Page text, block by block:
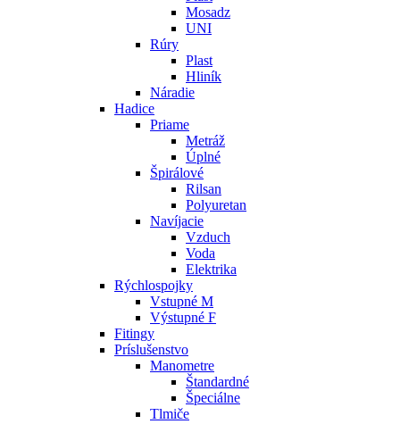
Mosadz
UNI
Rúry
Plast
Hliník
Náradie
Hadice
Priame
Metráž
Úplné
Špirálové
Rilsan
Polyuretan
Navíjacie
Vzduch
Voda
Elektrika
Rýchlospojky
Vstupné M
Výstupné F
Fitingy
Príslušenstvo
Manometre
Štandardné
Špeciálne
Tlmiče